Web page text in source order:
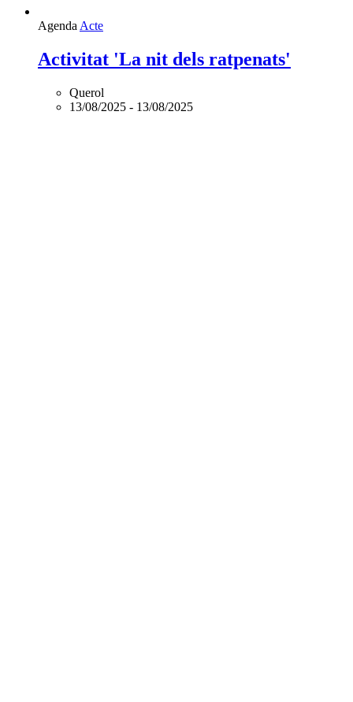
Agenda Acte
Activitat 'La nit dels ratpenats'
Querol
13/08/2025 - 13/08/2025